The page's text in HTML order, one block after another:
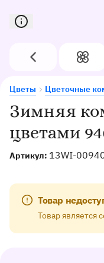
Сервис доставки
Назад Цветы
Зимняя
цветами
Артикул: 13WI-
Товар
Товар является
Цветы Цветочные
Зимняя композиция с